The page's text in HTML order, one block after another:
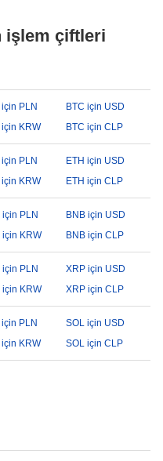
işlem çiftleri
için PLN
BTC için USD
için KRW BTC için CLP
için PLN
ETH için USD
için KRW ETH için CLP
için PLN
BNB için USD
için KRW BNB için CLP
için PLN
XRP için USD
için KRW XRP için CLP
PLN
SOL için USD
için KRW SOL için CLP